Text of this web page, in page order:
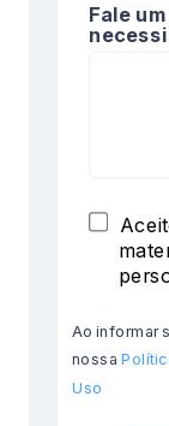
Fale
Ao informar
nossa
Uso